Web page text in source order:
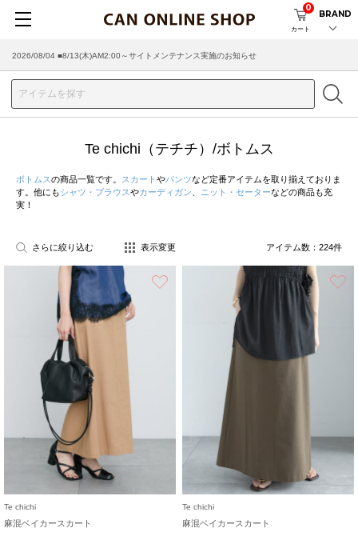
カート
0
BRAND
2026/08/04 ■8/13(木)AM2:00～サイトメンテナンス実施のお知らせ
2026/07/29 ■【お知らせ】ヤマト運輸の配送遅延・停止について
Te chichi（テチチ）/ボトムス
ボトムスの商品一覧です。 スカート やパンツなど定番アイテムを取り揃えておりま
す。他にもシャツ・ブラウスやカーディガン ニット・セーターなどの商品も充
実！
さらに絞り込む 表示変更 アイテム数： 224件
Te chichi
麻混ベイカースカート
Te chichi
麻混ベイカースカート